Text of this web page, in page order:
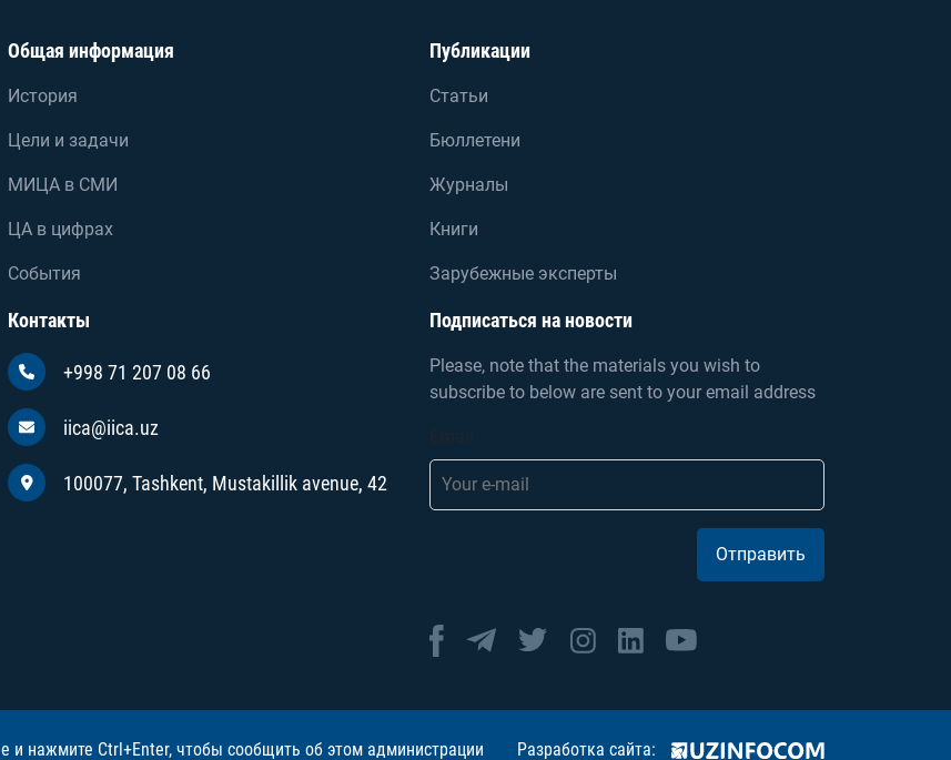
Общая информация
История
Цели и задачи
МИЦА в СМИ
ЦА в цифрах
События
Публикации
Статьи
Бюллетени
Журналы
Книги
Зарубежные эксперты
Контакты
+998 71 207 08 66
iica@iica.uz
100077, Tashkent, Mustakillik avenue, 42
Подписаться на новости
Please, note that the materials you wish to
subscribe to below are sent to your email address
Отправить
и нажмите Ctrl+Enter, чтобы сообщить об этом администрации Разработка сайта: